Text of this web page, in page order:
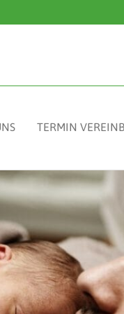
TERMIN